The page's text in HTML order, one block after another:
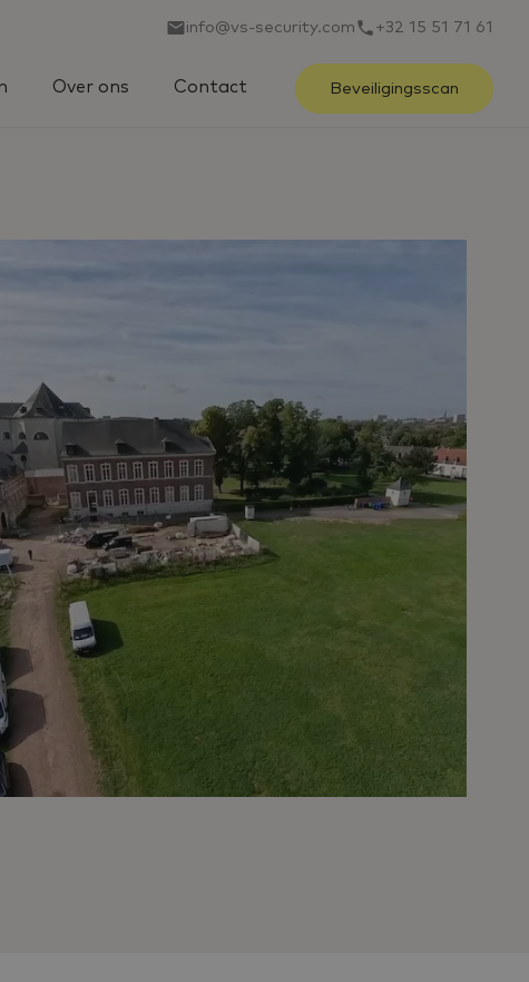
info@vs-security.com +32 15 51 71 61
Over ons Contact Beveiligingsscan